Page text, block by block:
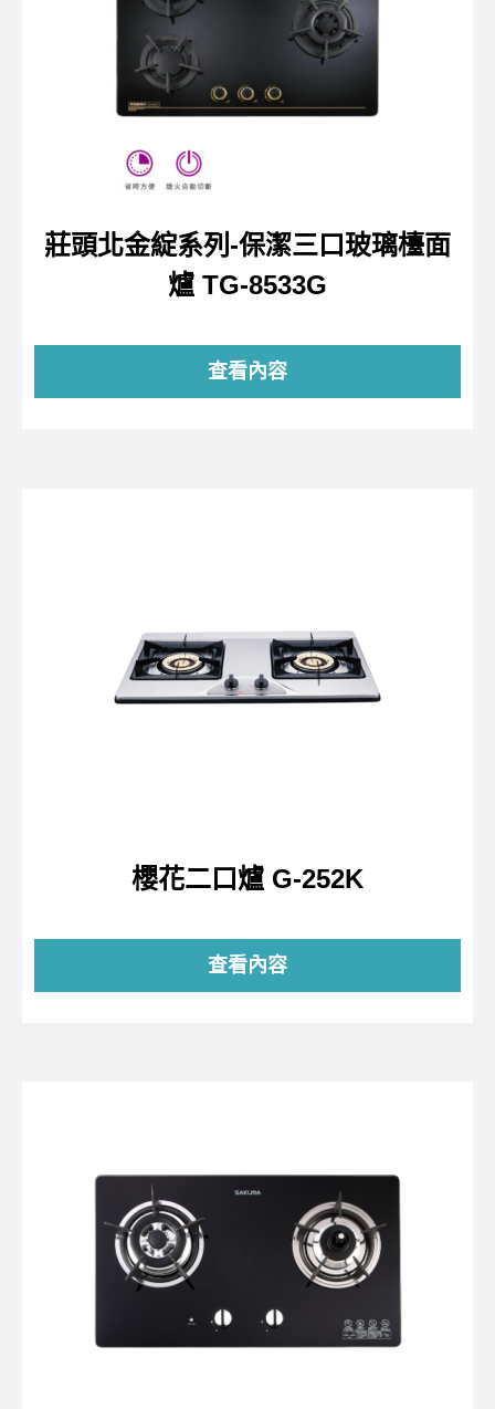
莊頭北金綻系列-保潔三口玻璃檯面
爐 TG-8533G
查看內容
櫻花二口爐 G-252K
查看內容